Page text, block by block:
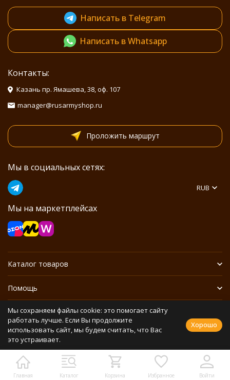
Главная Каталог Корзина Избранное Войти
Написать в Telegram
Написать в Whatsapp
Контакты:
Казань пр. Ямашева, 38, оф. 107
manager@rusarmyshop.ru
Проложить маршрут
Мы в социальных сетях:
Мы на маркетплейсах
RUB
Каталог товаров
Помощь
Информация
Политика персональных данных
Разработано в
bodysite.ru Webasyst —
Мы сохраняем файлы cookie: это помогает сайту
работать лучше. Если Вы продолжите
использовать сайт, мы будем считать, что Вас
это устраивает.
Хорошо